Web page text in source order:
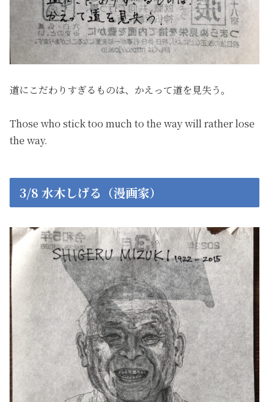
道にこだわりすぎるものは、かえって道を見失う。
Those who stick too much to the way will rather lose
the way.
3/8 水木しげる（漫画家）